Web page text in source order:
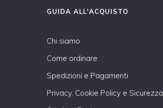
GUIDA ALL'ACQUISTO
Chi siamo
Come ordinare
Spedizioni e Pagamenti
Privacy, Cookie Policy e Sicurezza